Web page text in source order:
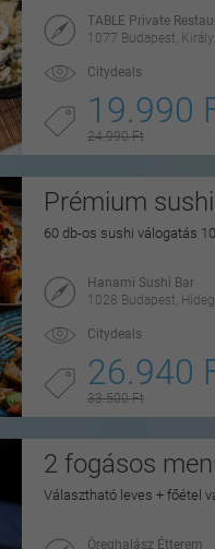
TABLE Private
1077 Budapest,
Citydeals
19.990
24.990 Ft
Prémium
60 db-os sushi válogatás
Hanami Sushi Bar
1028 Budapest,
Citydeals
26.940
33.500 Ft
2 fogásos
Választható leves + főétel
Öreghalász Étterem